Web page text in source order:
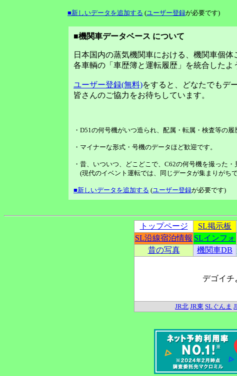
■新しいデータを追加する (ユーザー登録が必要です)
■機関車データベース について
日本国内の蒸気機関車における、機関車個体
各車輌の「車歴簿と運転履歴」を統合したよ
ユーザー登録(無料)をすると、どなたでもデ
皆さんのご協力をお待ちしています。
・D51の何号機がいつ造られ、配属・転属・検査等の
・マイナーな形式・号機のデータほど歓迎です。
・昔、いついつ、どこどこで、C62の何号機を撮った
(現代のイベント運転では、同じデータが集まりがち
■新しいデータを追加する (ユーザー登録が必要です)
トップページ SL掲示板
SL沿線宿泊情報 SLインフォ
昔の写真
機関車DB
デゴイチ
JR北 JR東 SLぐんま